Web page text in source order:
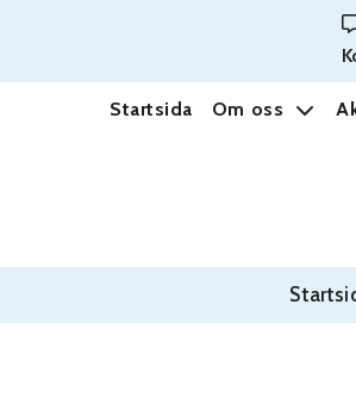
Startsida Om oss